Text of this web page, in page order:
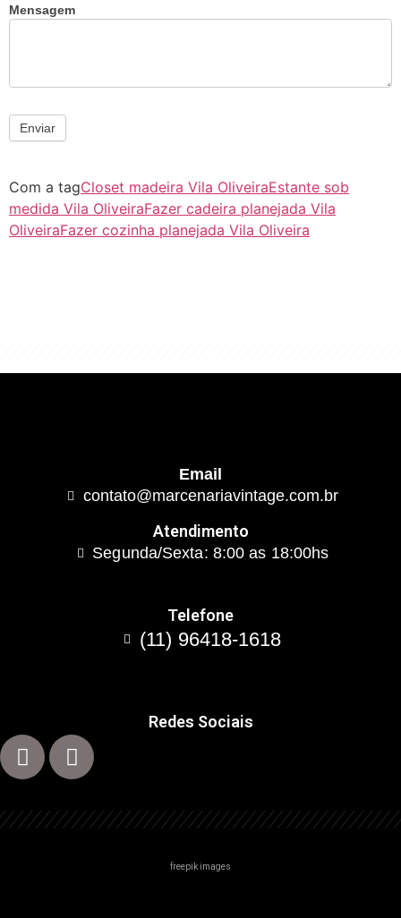
Mensagem
Enviar
Com a tagCloset madeira Vila OliveiraEstante sob
medida Vila OliveiraFazer cadeira planejada Vila
OliveiraFazer cozinha planejada Vila Oliveira
Email
contato@marcenariavintage.com.br
Atendimento
Segunda/Sexta: 8:00 as 18:00hs
Telefone
(11) 96418-1618
Redes Sociais
freepik images